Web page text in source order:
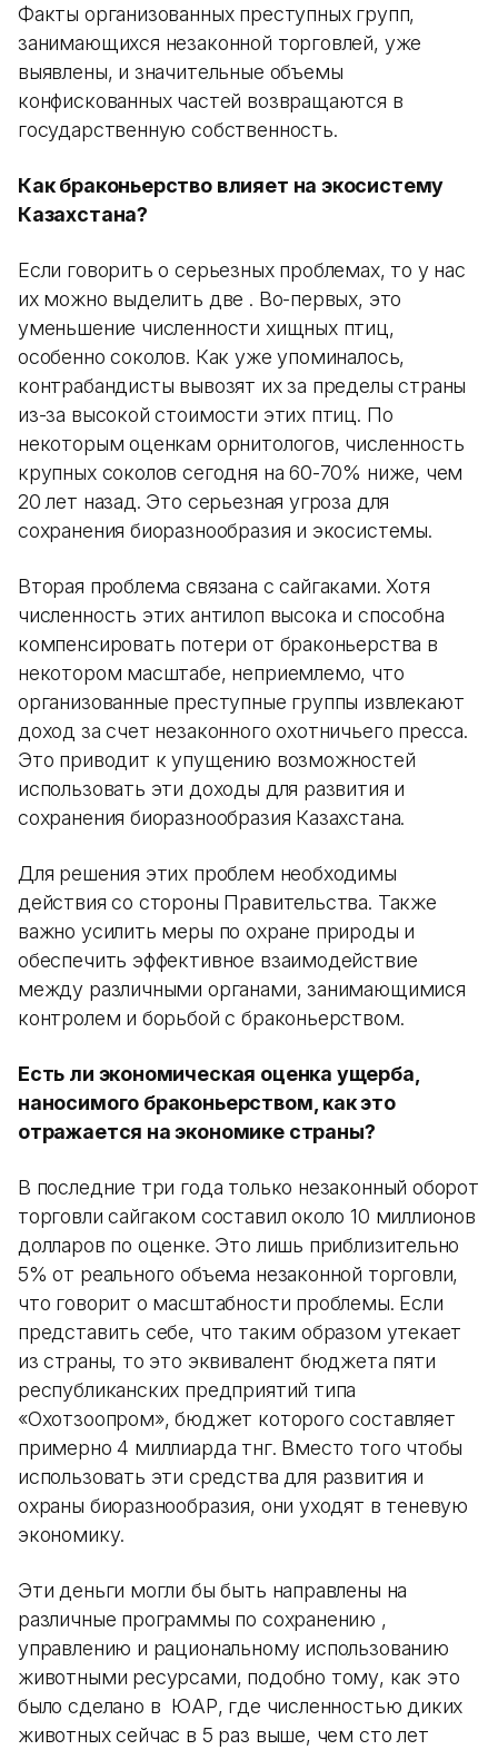
Факты организованных преступных групп,
занимающихся незаконной торговлей, уже
выявлены, и значительные объемы
конфискованных частей возвращаются в
государственную собственность.
Как браконьерство влияет на экосистему
Казахстана?
Если говорить о серьезных проблемах, то у нас
их можно выделить две . Во-первых, это
уменьшение численности хищных птиц,
особенно соколов. Как уже упоминалось,
контрабандисты вывозят их за пределы страны
из-за высокой стоимости этих птиц. По
некоторым оценкам орнитологов, численность
крупных соколов сегодня на 60-70% ниже, чем
20 лет назад. Это серьезная угроза для
сохранения биоразнообразия и экосистемы.
Вторая проблема связана с сайгаками. Хотя
численность этих антилоп высока и способна
компенсировать потери от браконьерства в
некотором масштабе, неприемлемо, что
организованные преступные группы извлекают
доход за счет незаконного охотничьего пресса.
Это приводит к упущению возможностей
использовать эти доходы для развития и
сохранения биоразнообразия Казахстана.
Для решения этих проблем необходимы
действия со стороны Правительства. Также
важно усилить меры по охране природы и
обеспечить эффективное взаимодействие
между различными органами, занимающимися
контролем и борьбой с браконьерством.
Есть ли экономическая оценка ущерба,
наносимого браконьерством, как это
отражается на экономике страны?
В последние три года только незаконный оборот
торговли сайгаком составил около 10 миллионов
долларов по оценке. Это лишь приблизительно
5% от реального объема незаконной торговли,
что говорит о масштабности проблемы. Если
представить себе, что таким образом утекает
из страны, то это эквивалент бюджета пяти
республиканских предприятий типа
«Охотзоопром», бюджет которого составляет
примерно 4 миллиарда тнг. Вместо того чтобы
использовать эти средства для развития и
охраны биоразнообразия, они уходят в теневую
экономику.
Эти деньги могли бы быть направлены на
различные программы по сохранению ,
управлению и рациональному использованию
животными ресурсами, подобно тому, как это
было сделано в ЮАР, где численностью диких
животных сейчас в 5 раз выше, чем сто лет